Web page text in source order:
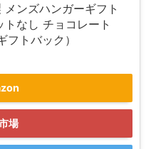
メンズハンガーギフト
なし チョコレート
トバック）
場